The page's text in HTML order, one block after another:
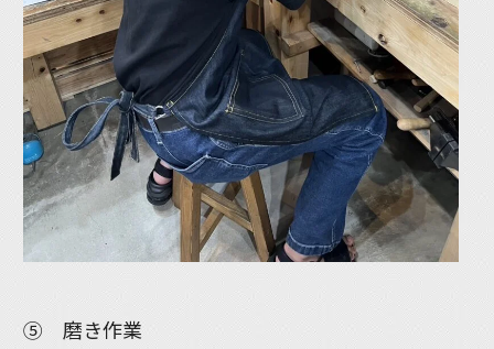
⑤ 磨き作業